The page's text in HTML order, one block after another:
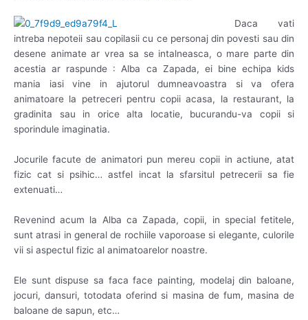
Daca vati
intreba nepoteii sau copilasii cu ce personaj din povesti sau din
desene animate ar vrea sa se intalneasca, o mare parte din
acestia ar raspunde : Alba ca Zapada, ei bine echipa kids
mania iasi vine in ajutorul dumneavoastra si va ofera
animatoare la petreceri pentru copii acasa, la restaurant, la
gradinita sau in orice alta locatie, bucurandu-va copii si
sporindule imaginatia.
Jocurile facute de animatori pun mereu copii in actiune, atat
fizic cat si psihic… astfel incat la sfarsitul petrecerii sa fie
extenuati…
Revenind acum la Alba ca Zapada, copii, in special fetitele,
sunt atrasi in general de rochiile vaporoase si elegante, culorile
vii si aspectul fizic al animatoarelor noastre.
Ele sunt dispuse sa faca face painting, modelaj din baloane,
jocuri, dansuri, totodata oferind si masina de fum, masina de
baloane de sapun, etc…